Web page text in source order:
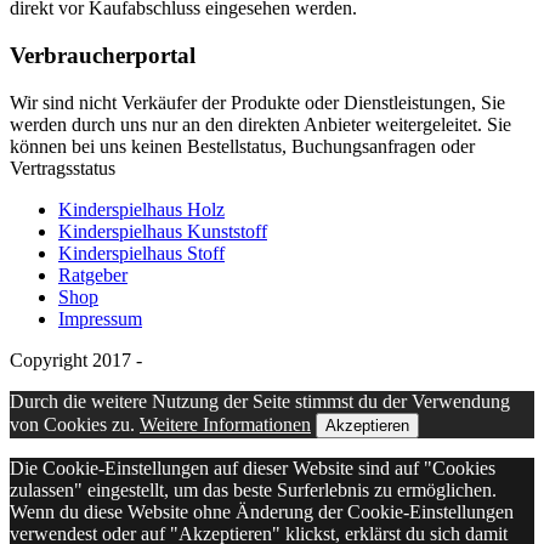
direkt vor Kaufabschluss eingesehen werden.
Verbraucherportal
Wir sind nicht Verkäufer der Produkte oder Dienstleistungen, Sie
werden durch uns nur an den direkten Anbieter weitergeleitet. Sie
können bei uns keinen Bestellstatus, Buchungsanfragen oder
Vertragsstatus
Kinderspielhaus Holz
Kinderspielhaus Kunststoff
Kinderspielhaus Stoff
Ratgeber
Shop
Impressum
Copyright 2017 -
Durch die weitere Nutzung der Seite stimmst du der Verwendung
von Cookies zu. Weitere Informationen Akzeptieren
Die Cookie-Einstellungen auf dieser Website sind auf "Cookies
zulassen" eingestellt, um das beste Surferlebnis zu ermöglichen.
Wenn du diese Website ohne Änderung der Cookie-Einstellungen
verwendest oder auf "Akzeptieren" klickst, erklärst du sich damit